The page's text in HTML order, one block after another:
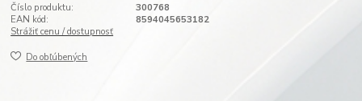
Číslo produktu:
300768
EAN kód:
8594045653182
Strážiť cenu / dostupnosť
Do obľúbených